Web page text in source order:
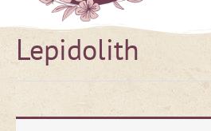
Lepidolith